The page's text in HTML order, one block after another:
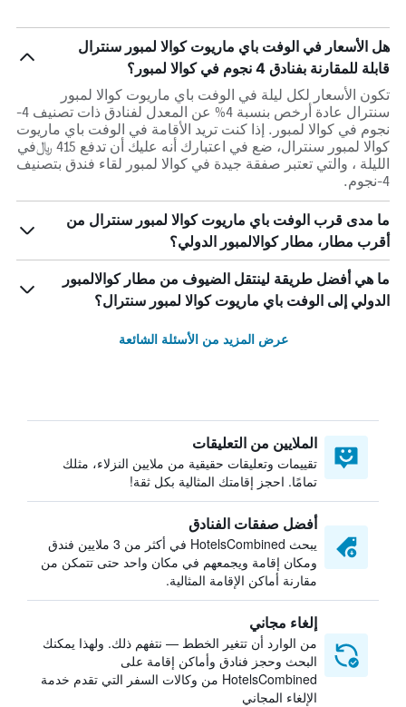
هل الأسعار في الوفت باي ماريوت كوالا لمبور سنترال
قابلة للمقارنة بفنادق 4 نجوم في كوالا لمبور؟
تكون الأسعار لكل ليلة في الوفت باي ماريوت كوالا لمبور
سنترال عادة أرخص بنسبة 4% عن المعدل لفنادق ذات تصنيف 4-
نجوم في كوالا لمبور. إذا كنت تريد الأقامة في الوفت باي ماريوت
كوالا لمبور سنترال، ضع في اعتبارك أنه عليك أن تدفع 415 ﷼في
الليلة ، والتي تعتبر صفقة جيدة في كوالا لمبور لقاء فندق بتصنيف
4-نجوم.
ما مدى قرب الوفت باي ماريوت كوالا لمبور سنترال من
أقرب مطار، مطار كوالالمبور الدولي؟
ما هي أفضل طريقة لينتقل الضيوف من مطار كوالالمبور
الدولي إلى الوفت باي ماريوت كوالا لمبور سنترال؟
عرض المزيد من الأسئلة الشائعة
الملايين من التعليقات
تقييمات وتعليقات حقيقية من ملايين النزلاء، مثلك
تمامًا. احجز إقامتك المثالية بكل ثقة!
أفضل صفقات الفنادق
يبحث HotelsCombined في أكثر من 3 ملايين فندق
ومكان إقامة ويجمعهم في مكان واحد حتى تتمكن من
مقارنة أماكن الإقامة المثالية.
إلغاء مجاني
من الوارد أن تتغير الخطط — نتفهم ذلك. ولهذا يمكنك
البحث وحجز فنادق وأماكن إقامة على
HotelsCombined من وكالات السفر التي تقدم خدمة
الإلغاء المجاني